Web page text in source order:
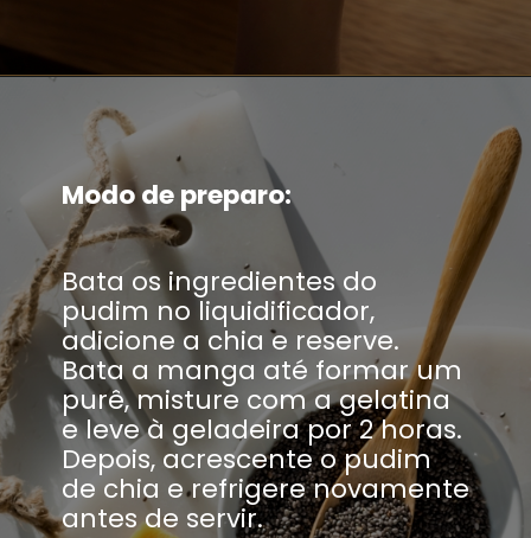
Modo de preparo:
Bata os ingredientes do
pudim no liquidificador,
adicione a chia e reserve.
Bata a manga até formar um
purê, misture com a gelatina
e leve à geladeira por 2 horas.
Depois, acrescente o pudim
de chia e refrigere novamente
antes de servir.